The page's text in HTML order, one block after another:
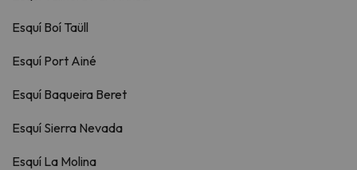
Esquí Boí Taüll
Esquí Port Ainé
Esquí Baqueira Beret
Esquí Sierra Nevada
Esquí La Molina